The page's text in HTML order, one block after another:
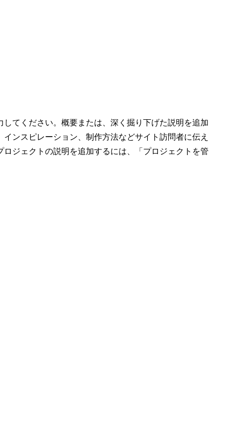
してください。概要または、深く掘り下げた説明を追加
ンスピレーション、制作方法などサイト訪問者に伝え
ロジェクトの説明を追加するには、「プロジェクトを管